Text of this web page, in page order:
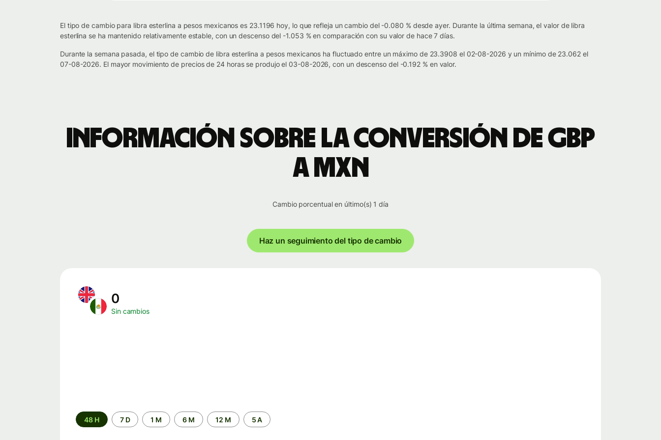
El tipo de cambio para libra esterlina a pesos mexicanos es 23.1196 hoy, lo que refleja un cambio del -0.080 % desde ayer. Durante la última semana, el valor de libra
esterlina se ha mantenido relativamente estable, con un descenso del -1.053 % en comparación con su valor de hace 7 días.
Durante la semana pasada, el tipo de cambio de libra esterlina a pesos mexicanos ha fluctuado entre un máximo de 23.3908 el 02-08-2026 y un mínimo de 23.062 el
07-08-2026. El mayor movimiento de precios de 24 horas se produjo el 03-08-2026, con un descenso del -0.192 % en valor.
Información sobre la conversión de GBP
a MXN
Cambio porcentual en último(s) 1 día
Haz un seguimiento del tipo de cambio
0
Sin cambios
Periodo
de
48 H 7 D 1 M 6 M 12 M 5 A